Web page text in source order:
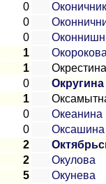
0
0
0
1
1
Окрестина
0
Округина
1
0
Океанина
0
Оксашина
2
2
Окулова
5
Окунева